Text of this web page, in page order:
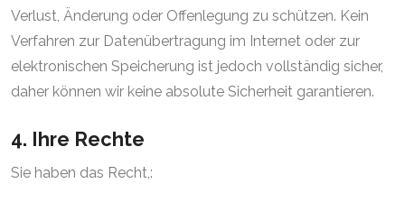
Verlust, Änderung oder Offenlegung zu schützen. Kein
Verfahren zur Datenübertragung im Internet oder zur
elektronischen Speicherung ist jedoch vollständig sicher,
daher können wir keine absolute Sicherheit garantieren.
4. Ihre Rechte
Sie haben das Recht,: